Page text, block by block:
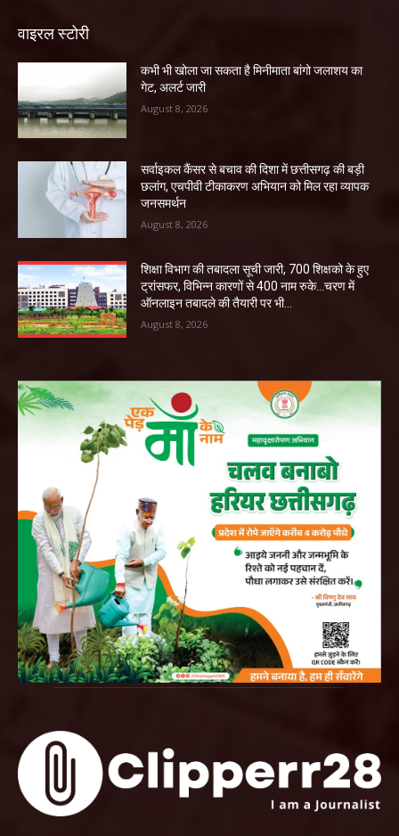
वाइरल स्टोरी
कभी भी खोला जा सकता है मिनीमाता बांगो जलाशय का
गेट, अलर्ट जारी
August 8, 2026
सर्वाइकल कैंसर से बचाव की दिशा में छत्तीसगढ़ की बड़ी
छलांग, एचपीवी टीकाकरण अभियान को मिल रहा व्यापक
जनसमर्थन
August 8, 2026
शिक्षा विभाग की तबादला सूची जारी, 700 शिक्षको के हुए
ट्रांसफर, विभिन्न कारणों से 400 नाम रुके…चरण में
ऑनलाइन तबादले की तैयारी पर भी...
August 8, 2026